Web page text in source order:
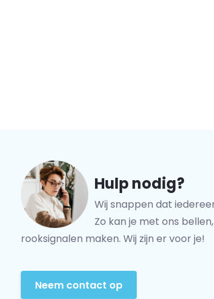
Hulp nodig?
Wij snappen dat
Zo kan je met ons
rooksignalen maken. Wij zijn er voor je!
Neem contact op